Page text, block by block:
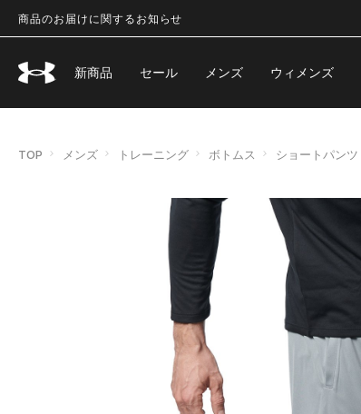
商品のお届けに関するお知らせ
新商品 セール メンズ ウィメンズ
TOP メンズ トレーニング ボトムス ショートパンツ